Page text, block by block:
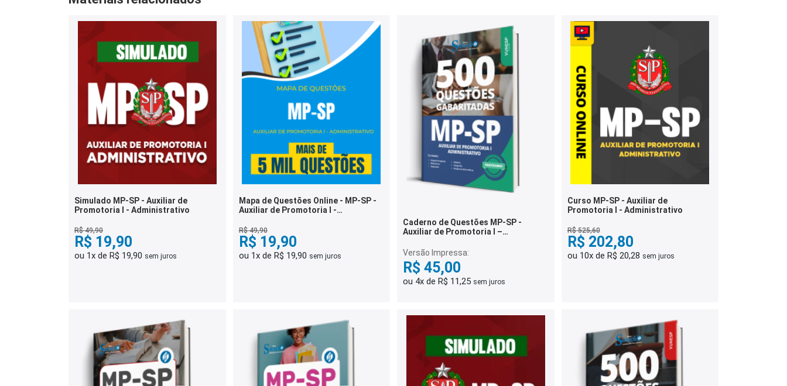
Simulado MP-SP - Auxiliar de
Promotoria I - Administrativo
R$ 49,90
R$ 19,90
ou 1x de R$ 19,90 sem juros
Mapa de Questões Online - MP-SP -
Auxiliar de Promotoria I -
R$ 49,90
R$ 19,90
ou 1x de R$ 19,90 sem juros
Caderno de Questões MP-SP -
Auxiliar de Promotoria I –
Gabaritadas
Versão Impressa:
R$ 45,00
ou 4x de R$ 11,25 sem juros
Curso MP-SP - Auxiliar de
Promotoria I - Administrativo
R$ 525,60
R$ 202,80
ou 10x de R$ 20,28 sem juros